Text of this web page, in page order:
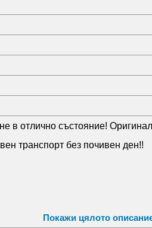
в отлично състояние!
транспорт без почивен ден!!
Покажи цялото